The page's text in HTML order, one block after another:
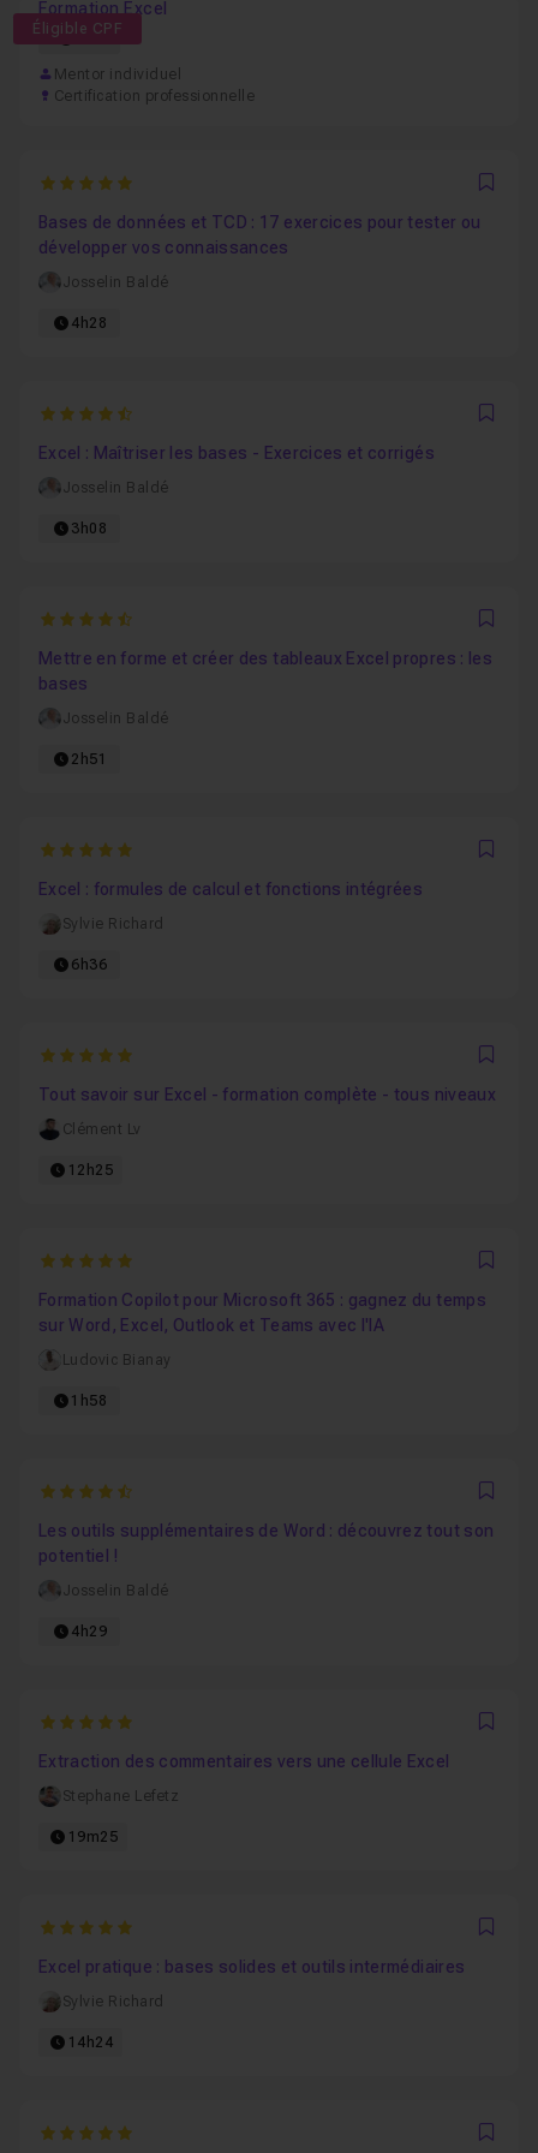
Éligible CPF
Formation Excel
64h
Mentor individuel
Certification professionnelle
5
Bases de données et TCD : 17 exercices pour tester ou
développer vos connaissances
Josselin Baldé
4h28
4.9375
Excel : Maîtriser les bases - Exercices et corrigés
Josselin Baldé
3h08
4.8666666666667
Mettre en forme et créer des tableaux Excel propres : les
bases
Josselin Baldé
2h51
5
Excel : formules de calcul et fonctions intégrées
Sylvie Richard
6h36
5
Tout savoir sur Excel - formation complète - tous niveaux
Clément Lv
12h25
5
Formation Copilot pour Microsoft 365 : gagnez du temps
sur Word, Excel, Outlook et Teams avec l'IA
Ludovic Bianay
1h58
4.8571428571429
Les outils supplémentaires de Word : découvrez tout son
potentiel !
Josselin Baldé
4h29
5
Extraction des commentaires vers une cellule Excel
Stephane Lefetz
19m25
5
Excel pratique : bases solides et outils intermédiaires
Sylvie Richard
14h24
5